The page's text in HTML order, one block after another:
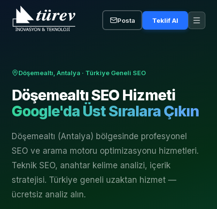
Posta Teklif Al
Döşemealtı, Antalya · Türkiye Geneli SEO
DöşemealtıSEO Hizmeti
Google'da Üst Sıralara Çıkın
Döşemealtı (Antalya) bölgesinde profesyonel
SEO ve arama motoru optimizasyonu hizmetleri.
Teknik SEO, anahtar kelime analizi, içerik
stratejisi. Türkiye geneli uzaktan hizmet —
ücretsiz analiz alın.